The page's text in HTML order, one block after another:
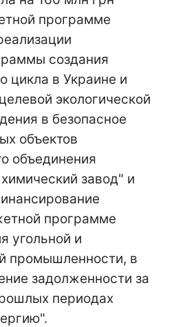
программе
создания
цикла в Украине и
экологической
в безопасное
объектов
объединения
завод" и
программе
угольной и
промышленности, в
задолженности за
периодах